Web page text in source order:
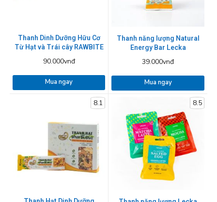
Thanh Dinh Dưỡng Hữu Cơ
Từ Hạt và Trái cây RAWBITE
90.000vnđ
Mua ngay
Thanh năng lượng Natural
Energy Bar Lecka
39.000vnđ
Mua ngay
8.1 8.5